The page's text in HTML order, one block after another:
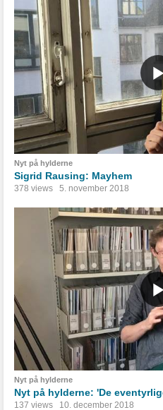
Nyt på hylderne
Sigrid Rausing: Mayhem
378 views 5. november 2018
Nyt på hylderne
Nyt på hylderne: 'De
137 views 10. december 2018